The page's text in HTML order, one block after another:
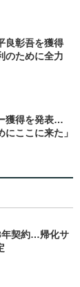
良彰吾を獲得
のために全力
獲得を発表…
にここに来た」
年契約…帰化サ